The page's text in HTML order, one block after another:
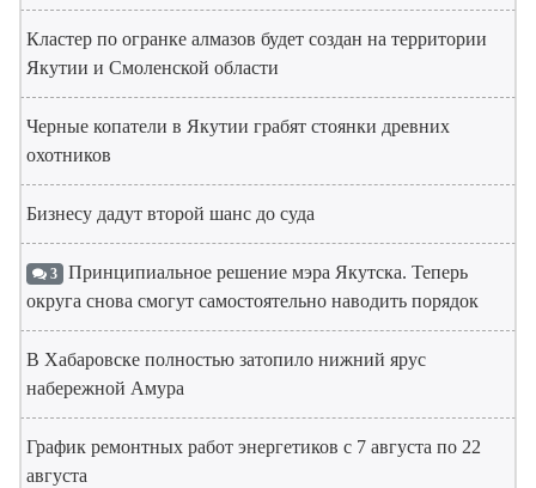
Кластер по огранке алмазов будет создан на территории
Якутии и Смоленской области
Черные копатели в Якутии грабят стоянки древних
охотников
Бизнесу дадут второй шанс до суда
3 Принципиальное решение мэра Якутска. Теперь
округа снова смогут самостоятельно наводить порядок
В Хабаровске полностью затопило нижний ярус
набережной Амура
График ремонтных работ энергетиков с 7 августа по 22
августа